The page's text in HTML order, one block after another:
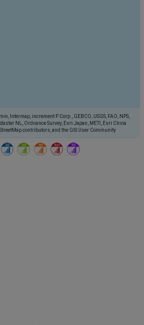
Intermap, increment P Corp., GEBCO, USGS, FAO, NPS,
NL, Ordnance Survey, Esri Japan, METI, Esri China
contributors, and the GIS User Community